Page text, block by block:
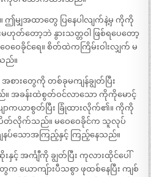
ဤမျှအထာတွေ ပြနေပါလျက်နဲ့မှ ကိုကို
မဟုတ်တော့ဘဲ နွားသတ္တဝါ ဖြစ်ရပေတော့
ဝေခိုင်ရေ။ စိတ်ထဲကကြိမ်းဝါးလျှက် မ
ည်။
ားတွေကို တစ်ခုမကျန်ချွတ်ပြီး
။ အခန်းထဲစွတ်ဝင်လာသော ကိုကိုမောင့်
ကယာစွတ်ပြီး ခြုံထားလိုက်၏။ ကိုကို
ပိတ်လိုက်သည်။ မဝေဝေခိုင်က သူလုပ်
နပ်သောအကြည့်နှင့် ကြည့်နေသည်။
င့် အင်္ကျီကို ချွတ်ပြီး ကုလားထိုင်ပေါ်
ယောကျ်ားပီသစွာ ဖုထစ်နေပြီး ကျစ်